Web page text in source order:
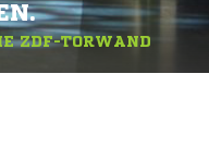
ZDF-TORWAND